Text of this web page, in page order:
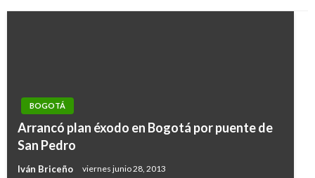
BOGOTÁ
Arrancó plan éxodo en Bogotá por puente de
San Pedro
Iván Briceño viernes junio 28, 2013